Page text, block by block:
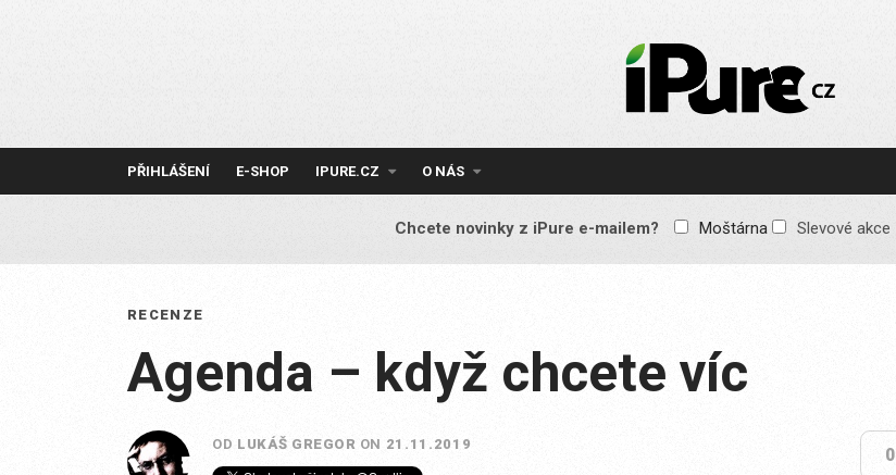
IPURE.CZ
Prémiový Apple e-
reklamy, žádné
obsah pro všechny
PŘIHLÁŠENÍ E-SHOP IPURE.CZ O NÁS
Chcete novinky z iPure e-mailem? Moštárna Slevové akce
RECENZE
Agenda – když chcete víc
OD LUKÁŠ GREGOR ON 21.11.2019
0